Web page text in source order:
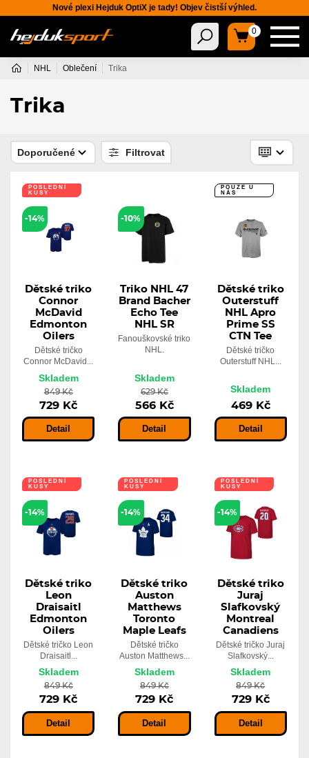
Nové plexi Hejduk OptiX je tady! Objev čistší výhled.
0
NHL Oblečení Trika
Trika
Doporučené Filtrovat
POSLEDNÍ
KUSY
NÁS
-14%
Dětské triko
Connor
McDavid
Edmonton
Oilers
Dětské tričko
Connor McDavid...
Skladem
849 Kč
729 Kč
Detail
-10%
Triko NHL 47
Brand Bacher
Echo Tee
NHL SR
Fanouškovské triko
NHL.
Skladem
629 Kč
566 Kč
Detail
POUZE U
NÁS
Dětské triko
Outerstuff
NHL Apro
Prime SS
CTN Tee
Dětské tričko
Outerstuff NHL...
Skladem
469 Kč
Detail
POSLEDNÍ
KUSY
NÁS
-14%
Dětské triko
Leon
Draisaitl
Edmonton
Oilers
Dětské tričko Leon
Draisaitl...
Skladem
849 Kč
729 Kč
Detail
POSLEDNÍ
KUSY
NÁS
-14%
Dětské triko
Auston
Matthews
Toronto
Maple Leafs
Dětské tričko
Auston Matthews...
Skladem
849 Kč
729 Kč
Detail
POSLEDNÍ
KUSY
NÁS
-14%
Dětské triko
Juraj
Slafkovský
Montreal
Canadiens
Dětské tričko Juraj
Slafkovský...
Skladem
849 Kč
729 Kč
Detail